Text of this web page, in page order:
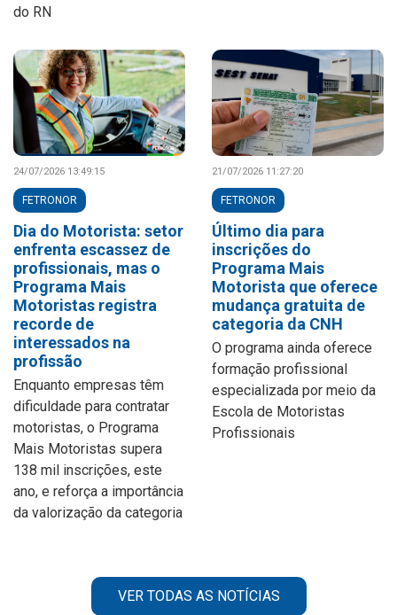
do RN
24/07/2026 13:49:15
FETRONOR
Dia do Motorista: setor
enfrenta escassez de
profissionais, mas o
Programa Mais
Motoristas registra
recorde de
interessados na
profissão
Enquanto empresas têm
dificuldade para contratar
motoristas, o Programa
Mais Motoristas supera
138 mil inscrições, este
ano, e reforça a importância
da valorização da categoria
21/07/2026 11:27:20
FETRONOR
Último dia para
inscrições do
Programa Mais
Motorista que oferece
mudança gratuita de
categoria da CNH
O programa ainda oferece
formação profissional
especializada por meio da
Escola de Motoristas
Profissionais
VER TODAS AS NOTÍCIAS